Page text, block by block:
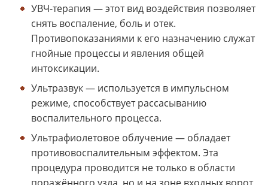
УВЧ-терапия — этот вид воздействия позволяет
снять воспаление, боль и отек.
Противопоказаниями к его назначению служат
гнойные процессы и явления общей
интоксикации.
Ультразвук — используется в импульсном
режиме, способствует рассасыванию
воспалительного процесса.
Ультрафиолетовое облучение — обладает
противовоспалительным эффектом. Эта
процедура проводится не только в области